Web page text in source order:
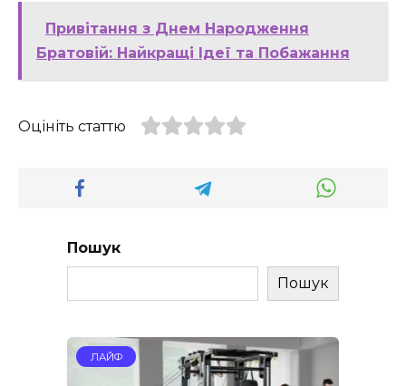
Привітання з Днем Народження
Братовій: Найкращі Ідеї та Побажання
Оцініть статтю
Пошук
Пошук
ЛАЙФ